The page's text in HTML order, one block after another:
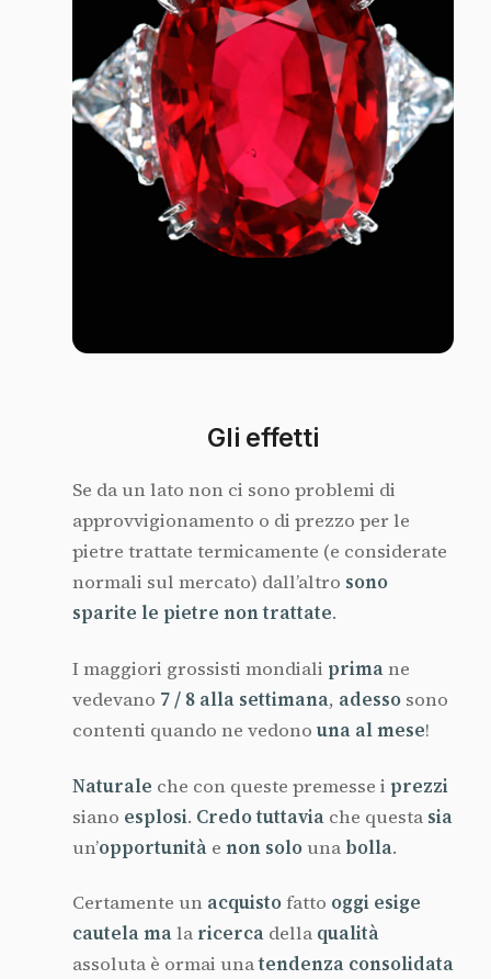
Gli effetti
Se da un lato non ci sono problemi di
approvvigionamento o di prezzo per le
pietre trattate termicamente (e considerate
normali sul mercato) dall’altro sono
sparite le pietre non trattate.
I maggiori grossisti mondiali primane
vedevano 7 / 8 alla settimana, adesso sono
contenti quando ne vedono una al mese!
Naturale che con queste premesse i prezzi
siano esplosi. Credo tuttavia che questa sia
un’opportunità e non solouna bolla.
Certamente un acquistofatto oggi esige
cautela mala ricerca della qualità
assoluta è ormai unatendenza consolidata